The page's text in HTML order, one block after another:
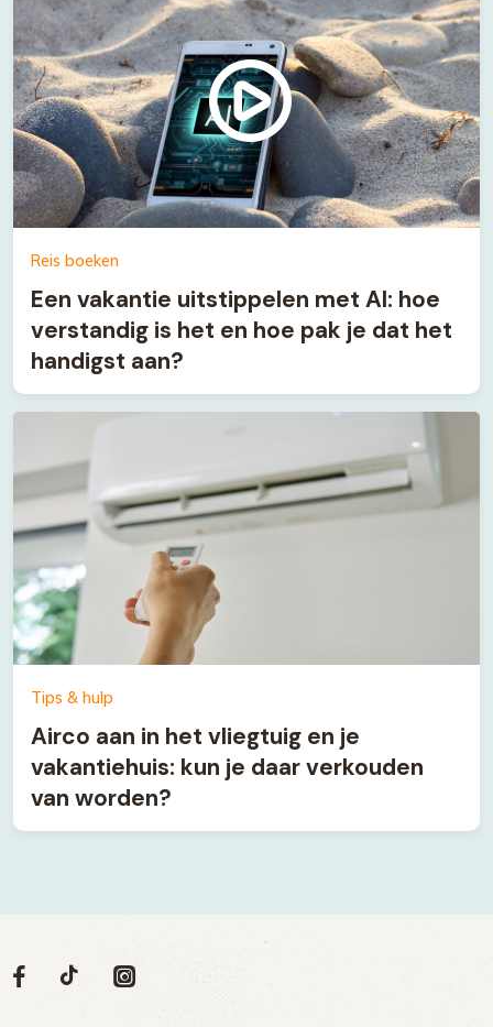
Reis boeken
Een vakantie uitstippelen met AI: hoe
verstandig is het en hoe pak je dat het
handigst aan?
Tips & hulp
Airco aan in het vliegtuig en je
vakantiehuis: kun je daar verkouden
van worden?
Volg
Social
Volg
Volg
Volg